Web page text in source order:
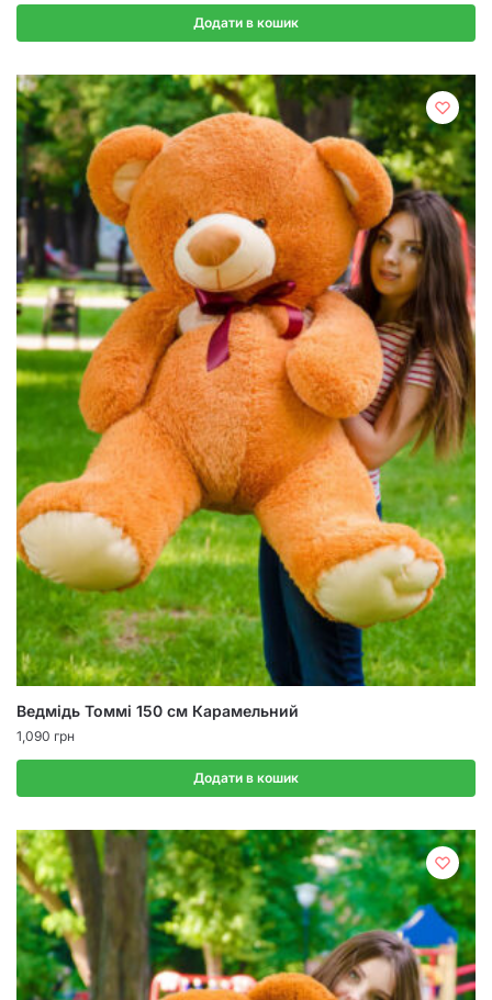
Додати в кошик
Ведмідь Томмі 150 см Карамельний
1,090 грн
Додати в кошик